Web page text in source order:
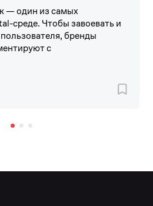
— один из самых
среде. Чтобы завоевать и
бренды
с